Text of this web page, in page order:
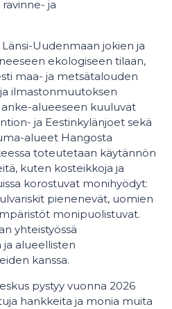
ja
Uudenmaan jokien ja
ekologiseen tilaan,
maa- ja metsätalouden
ilmastonmuutoksen
alueeseen kuuluvat
ja Eestinkylänjoet sekä
alueet Hangosta
toteutetaan käytännön
kuten kosteikkoja ja
korostuvat monihyödyt:
pienenevät, uomien
monipuolistuvat.
yhteistyössä
alueellisten
kanssa.
pystyy vuonna 2026
hankkeita ja monia muita